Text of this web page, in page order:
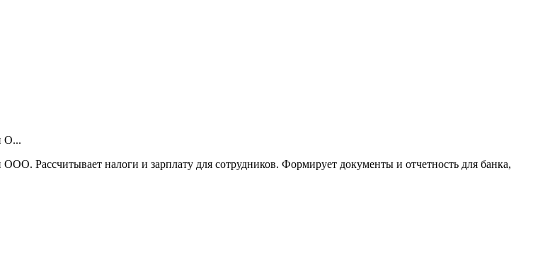
О...
Рассчитывает налоги и зарплату для сотрудников. Формирует документы и отчетность для банка,